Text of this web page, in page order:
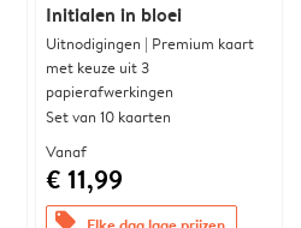
Initialen in bloei
Uitnodigingen | Premium kaart
met keuze uit 3
papierafwerkingen
Set van 10 kaarten
Vanaf
€ 11,99
offers